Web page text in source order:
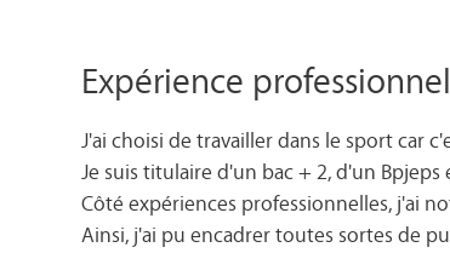
Expérience
J'ai choisi de travailler dans le sport car
Je suis titulaire d'un bac + 2, d'un
Côté expériences professionnelles, j'ai
Ainsi, j'ai pu encadrer toutes sortes de